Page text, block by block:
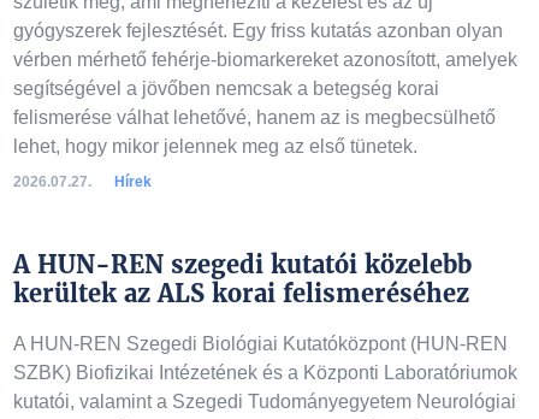
gyógyszerek fejlesztését. Egy friss kutatás azonban olyan
vérben mérhető fehérje-biomarkereket azonosított, amelyek
segítségével a jövőben nemcsak a betegség korai
felismerése válhat lehetővé, hanem az is megbecsülhető
lehet, hogy mikor jelennek meg az első tünetek.
2026.07.27. Hírek
A HUN-REN szegedi kutatói közelebb
kerültek az ALS korai felismeréséhez
A HUN-REN Szegedi Biológiai Kutatóközpont (HUN-REN
SZBK) Biofizikai Intézetének és a Központi Laboratóriumok
kutatói, valamint a Szegedi Tudományegyetem Neurológiai